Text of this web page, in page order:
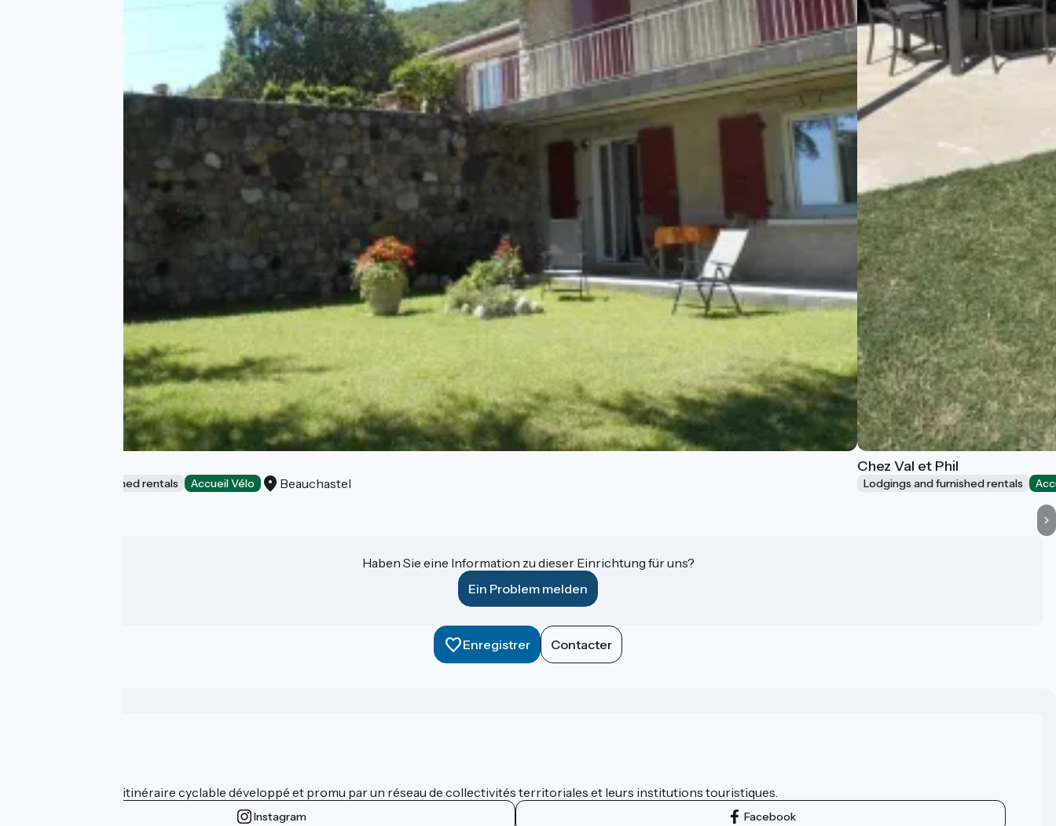
Lodgings and furnished rentals Accueil Vélo Beauchastel
Chez Val et Phil
Lodgings and furnished rentals
Haben Sie eine Information zu dieser Einrichtung für uns?
Ein Problem melden
Enregistrer Contacter
ViaRhôna est un itinéraire cyclable développé et promu par un réseau de collectivités territoriales et leurs institutions touristiques.
Instagram Facebook